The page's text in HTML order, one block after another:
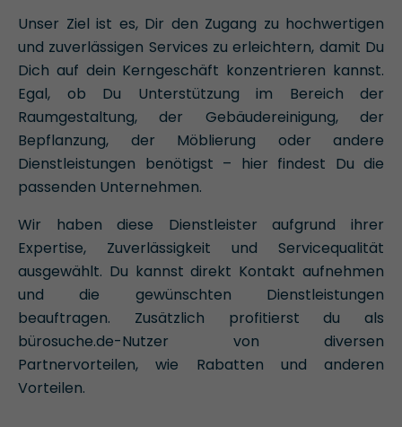
Unser Ziel ist es, Dir den Zugang zu hochwertigen
und zuverlässigen Services zu erleichtern, damit Du
Dich auf dein Kerngeschäft konzentrieren kannst.
Egal, ob Du Unterstützung im Bereich der
Raumgestaltung, der Gebäudereinigung, der
Bepflanzung, der Möblierung oder andere
Dienstleistungen benötigst – hier findest Du die
passenden Unternehmen.
Wir haben diese Dienstleister aufgrund ihrer
Expertise, Zuverlässigkeit und Servicequalität
ausgewählt. Du kannst direkt Kontakt aufnehmen
und die gewünschten Dienstleistungen
beauftragen. Zusätzlich profitierst du als
bürosuche.de-Nutzer von diversen
Partnervorteilen, wie Rabatten und anderen
Vorteilen.